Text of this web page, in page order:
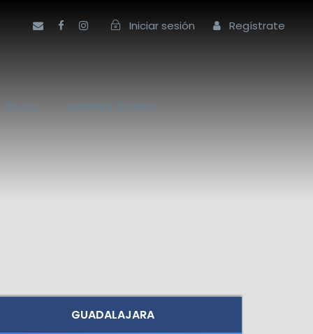
Iniciar sesión Regístrate
GUADALAJARA
GUADALAJARA